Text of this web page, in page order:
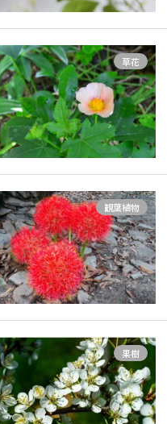
草花
観葉植物
果樹